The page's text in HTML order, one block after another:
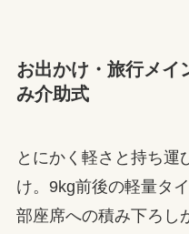
お出かけ・旅行メイ
み介助式
とにかく軽さと持ち運
け。9kg前後の軽量タ
部座席への積み下ろし